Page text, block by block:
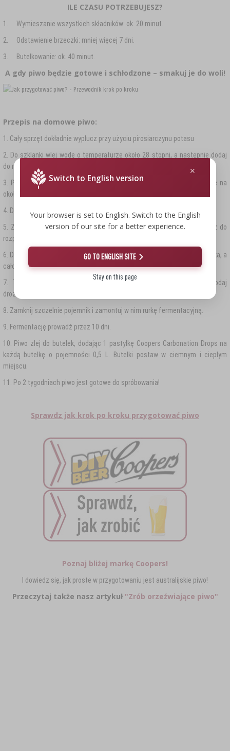
ILE CZASU POTRZEBUJESZ?
1.
Wymieszanie wszystkich składników: ok. 20 minut.
2.
Odstawienie brzeczki: mniej więcej 7 dni.
3.
Butelkowanie: ok. 40 minut.
A gdy piwo będzie gotowe i schłodzone – smakuj je do woli!
Przepis na domowe piwo:
1. Cały sprzęt dokładnie wypłucz przy użyciu pirosiarczynu potasu
2. Do szklanki wlej wodę o temperaturze około 28 stopni, a następnie dodaj
do niej drożdże spod wieczka. Całość uwodnij przez 15 minut.
3. Puszkę pozbaw instrukcji, a następnie umieść ją w gorącej wodzie na
około 10 minut.
4. Do garnka wlej około 2 L wody, a następnie doprowadź ją do wrzenia.
5. Zawartość puszki wlej do garnka z wodą i dokładnie wymieszaj, aż do
rozpuszczenia się brzeczki (karmelu).
6. Do wypłukanego pojemnika wlej 2 L zimnej wody oraz zawartość garnka, a
całość uzupełnij wodą do 8,5 L objętości.
7. Temperaturę całości ustabilizuj do 24-26 stopni, a następnie dodaj
drożdże i energicznie wymieszaj.
8. Zamknij szczelnie pojemnik i zamontuj w nim rurkę fermentacyjną.
9. Fermentację prowadź przez 10 dni.
10. Piwo zlej do butelek, dodając 1 pastylkę Coopers Carbonation Drops na
każdą butelkę o pojemności 0,5 L. Butelki postaw w ciemnym i ciepłym
miejscu.
11. Po 2 tygodniach piwo jest gotowe do spróbowania!
Sprawdz jak krok po kroku przygotować piwo
Poznaj bliżej markę Coopers!
I dowiedz się, jak proste w przygotowaniu jest australijskie piwo!
Przeczytaj także nasz artykuł"Zrób orzeźwiające piwo"
Switch to English version
Your browser is set to English. Switch to the English
version of our site for a better experience.
GO TO ENGLISH SITE
Stay on this page